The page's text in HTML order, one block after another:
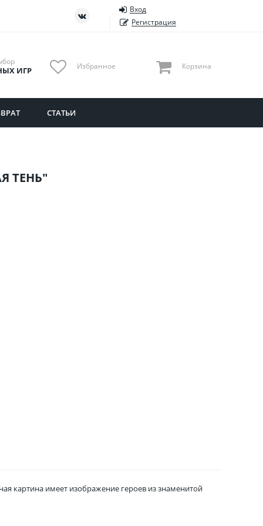
Тюменская область
Ульяновская область
Вход
Регистрация
ИГР Избранное Корзина
СТАТЬИ
ТЕНЬ"
картина имеет изображение героев из знаменитой